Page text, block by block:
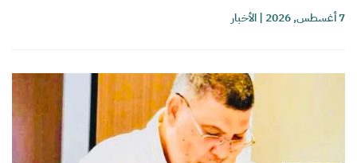
7 أغسطس, 2026 |الأخبار